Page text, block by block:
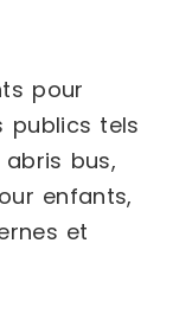
pour
publics tels
bus,
enfants,
et